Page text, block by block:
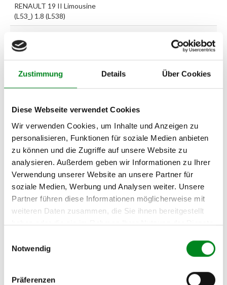
Zustimmung Details Über Cookies
Diese Webseite verwendet Cookies
Wir verwenden Cookies, um Inhalte und Anzeigen zu
personalisieren, Funktionen für soziale Medien anbieten
zu können und die Zugriffe auf unsere Website zu
analysieren. Außerdem geben wir Informationen zu Ihrer
Verwendung unserer Website an unsere Partner für
soziale Medien, Werbung und Analysen weiter. Unsere
Partner führen diese Informationen möglicherweise mit
weiteren Daten zusammen, die Sie ihnen bereitgestellt
haben oder die sie im Rahmen Ihrer Nutzung der Dienste
Notwendig
Präferenzen
RENAULT 19 II Limousine
(L53_) 1.8 (L538)
(L53_) 1.8 (L53V, L538)
(L53_) 1.8 (L53Y)
RENAULT 21 (B48_) 1.7
(B48E)
RENAULT 21 (B48_) 1.7
(B48F)
RENAULT 21 (B48_) 2.2
(B48K)
RENAULT 21 Kombi (K48_)
1.7 (K/S482)
1.7 (K48E)